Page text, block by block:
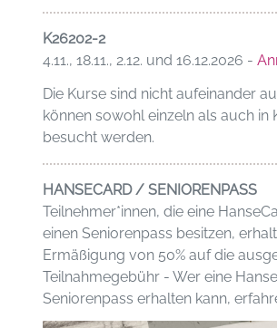
K26202-2
4.11., 18.11., 2.12. und 16.12.2026 -
Die Kurse sind nicht aufeinander
können sowohl einzeln als auch in
besucht werden.
HANSECARD / SENIORENPASS
Teilnehmer*innen, die eine
einen Seniorenpass besitzen,
Ermäßigung von 50% auf die
Teilnahmegebühr - Wer eine
Seniorenpass erhalten kann,